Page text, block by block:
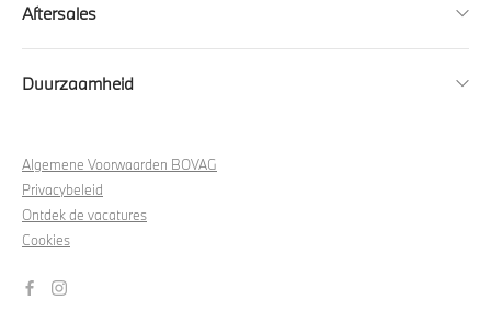
Aftersales
Duurzaamheid
Algemene Voorwaarden BOVAG
Privacybeleid
Ontdek de vacatures
Cookies